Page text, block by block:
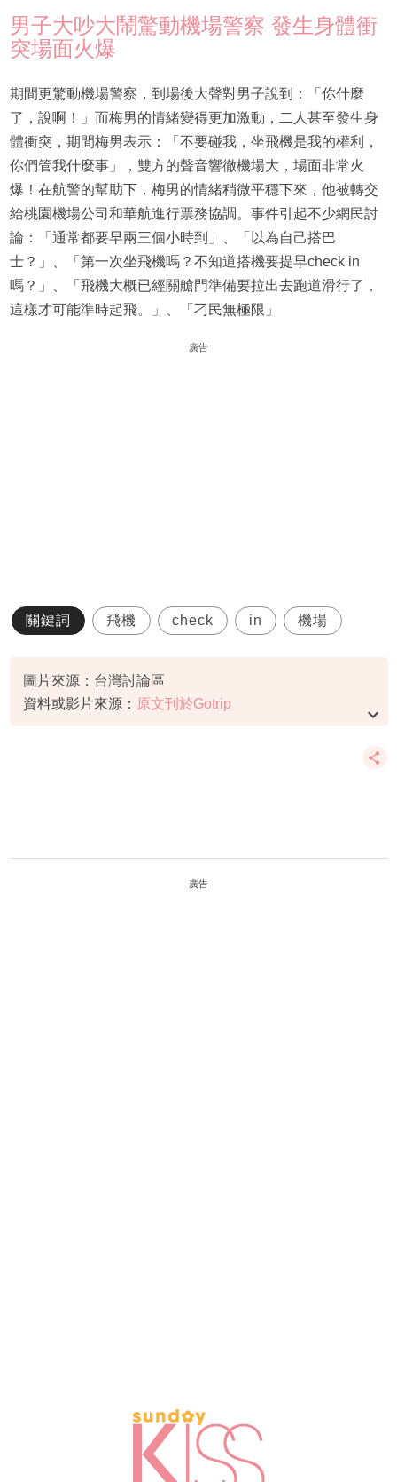
男子大吵大鬧驚動機場警察 發生身體衝
突場面火爆
期間更驚動機場警察，到場後大聲對男子說到：「你什麼
了，說啊！」而梅男的情緒變得更加激動，二人甚至發生身
體衝突，期間梅男表示：「不要碰我，坐飛機是我的權利，
你們管我什麼事」，雙方的聲音響徹機場大，場面非常火
爆！在航警的幫助下，梅男的情緒稍微平穩下來，他被轉交
給桃園機場公司和華航進行票務協調。事件引起不少網民討
論：「通常都要早兩三個小時到」、「以為自己搭巴
士？」、「第一次坐飛機嗎？不知道搭機要提早check in
嗎？」、「飛機大概已經關艙門準備要拉出去跑道滑行了，
這樣才可能準時起飛。」、「刁民無極限」
廣告
關鍵詞 飛機 check in 機場
圖片來源：台灣討論區
資料或影片來源： 原文刊於Gotrip
廣告